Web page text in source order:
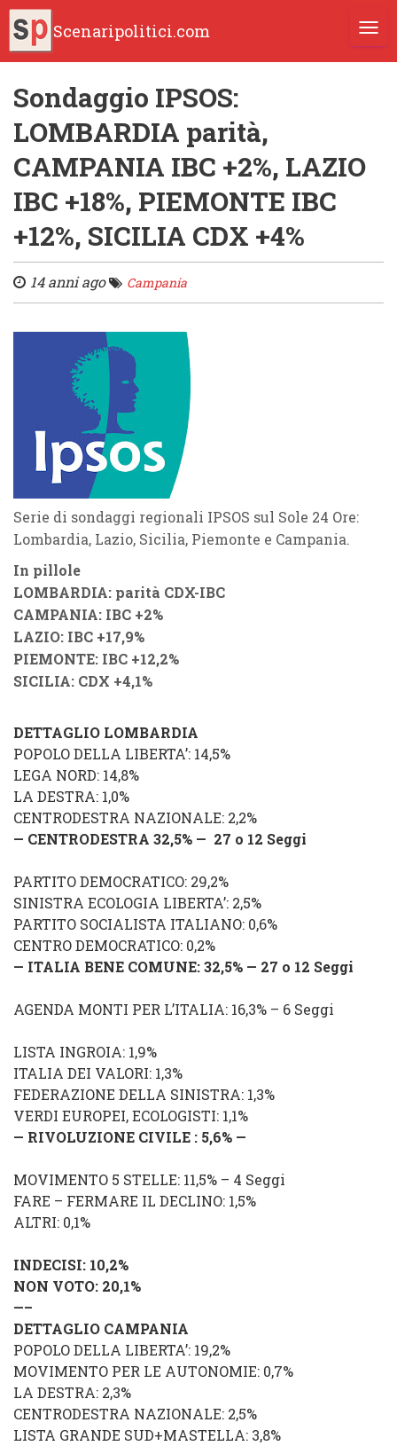
Scenaripolitici.com
Sondaggio IPSOS:
LOMBARDIA parità,
CAMPANIA IBC +2%, LAZIO
IBC +18%, PIEMONTE IBC
+12%, SICILIA CDX +4%
14 anni ago Campania
Serie di sondaggi regionali IPSOS sul Sole 24 Ore:
Lombardia, Lazio, Sicilia, Piemonte e Campania.
In pillole
LOMBARDIA: parità CDX-IBC
CAMPANIA: IBC +2%
LAZIO: IBC +17,9%
PIEMONTE: IBC +12,2%
SICILIA: CDX +4,1%
DETTAGLIO LOMBARDIA
POPOLO DELLA LIBERTA’: 14,5%
LEGA NORD: 14,8%
LA DESTRA: 1,0%
CENTRODESTRA NAZIONALE: 2,2%
— CENTRODESTRA 32,5% — 27 o 12 Seggi
PARTITO DEMOCRATICO: 29,2%
SINISTRA ECOLOGIA LIBERTA’: 2,5%
PARTITO SOCIALISTA ITALIANO: 0,6%
CENTRO DEMOCRATICO: 0,2%
— ITALIA BENE COMUNE: 32,5% — 27 o 12 Seggi
AGENDA MONTI PER L’ITALIA: 16,3% – 6 Seggi
LISTA INGROIA: 1,9%
ITALIA DEI VALORI: 1,3%
FEDERAZIONE DELLA SINISTRA: 1,3%
VERDI EUROPEI, ECOLOGISTI: 1,1%
— RIVOLUZIONE CIVILE : 5,6% —
MOVIMENTO 5 STELLE: 11,5% – 4 Seggi
FARE – FERMARE IL DECLINO: 1,5%
ALTRI: 0,1%
INDECISI: 10,2%
NON VOTO: 20,1%
—–
DETTAGLIO CAMPANIA
POPOLO DELLA LIBERTA’: 19,2%
MOVIMENTO PER LE AUTONOMIE: 0,7%
LA DESTRA: 2,3%
CENTRODESTRA NAZIONALE: 2,5%
LISTA GRANDE SUD+MASTELLA: 3,8%